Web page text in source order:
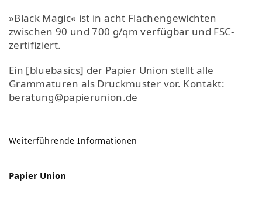
»Black Magic« ist in acht Flächengewichten
zwischen 90 und 700 g/qm verfügbar und FSC-
zertifiziert.
Ein [bluebasics] der Papier Union stellt alle
Grammaturen als Druckmuster vor. Kontakt:
beratung@papierunion.de
Weiterführende Informationen
Papier Union